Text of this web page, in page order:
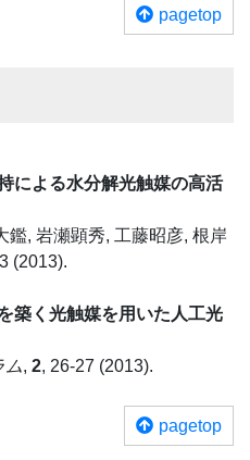
pagetop
による水分解光触媒の高活
鑑, 岩瀬顕秀, 工藤昭彦, 根岸
(2013).
築く光触媒を用いた人工光
ム, 2, 26-27 (2013).
pagetop